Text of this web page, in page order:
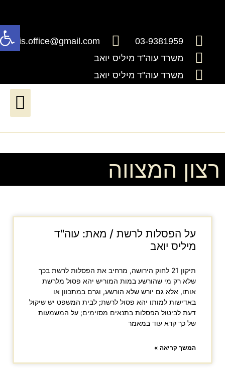
03-9381959
millis.office@gmail.com
משרד עוה"ד מיליס יואב
משרד עוה"ד מיליס יואב
רצון המצווה
על הפסלות לרשת / מאת: עוה"ד
מיליס יואב
תיקון 21 לחוק הירושה, מרחיב את הפסלות לרשת בכך
שלא רק מי שהורשע במות המוריש יהא פסול מלרשת
אותו, אלא גם יורש שלא הורשע, וגרם במתכוון או
באדישות למותו יהא פסול לרשת; לבית המשפט יש שיקול
דעת לביטול הפסלות בתנאים מסוימים; על המשמעות
של כך קרא עוד במאמר
המשך קריאה »